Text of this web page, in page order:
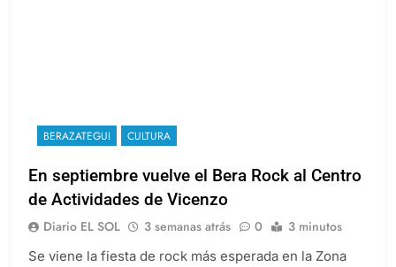
BERAZATEGUI CULTURA
En septiembre vuelve el Bera Rock al Centro
de Actividades de Vicenzo
Diario EL SOL 3 semanas atrás 0 3 minutos
Se viene la fiesta de rock más esperada en la Zona